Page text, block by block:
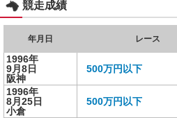
競走成績
年月日 レース
1996年
9月8日
阪神
500万円以下
1996年
8月25日
小倉
500万円以下